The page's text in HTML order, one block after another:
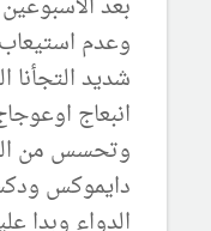
وعدم
شديد
انبعاج
وتحسس من
دايموكس